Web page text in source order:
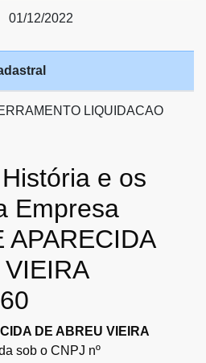
01/12/2022
LIQUIDACAO
e os
Empresa
APARECIDA
DE ABREU VIEIRA
sob o CNPJ nº